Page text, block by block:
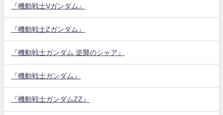
『機動戦士Vガンダム』
『機動戦士Zガンダム』
『機動戦士ガンダム 逆襲のシャア』
『機動戦士ガンダム』
『機動戦士ガンダムZZ』